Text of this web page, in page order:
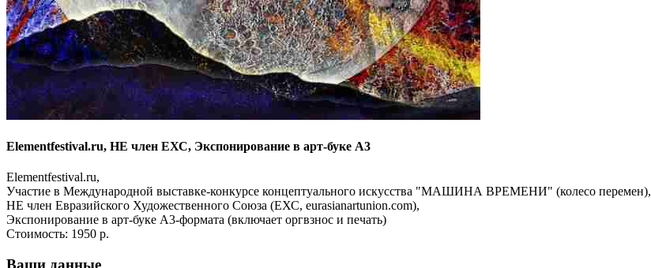
Elementfestival.ru, НЕ член ЕХС, Экспонирование в арт-буке А3
Elementfestival.ru,
Участие в Международной выставке-конкурсе концептуального искусства "МАШИНА ВРЕМЕНИ" (колесо перемен),
НЕ член Евразийского Художественного Союза (ЕХС, eurasianartunion.com),
Экспонирование в арт-буке А3-формата (включает оргвзнос и печать)
Стоимость: 1950 р.
Ваши данные